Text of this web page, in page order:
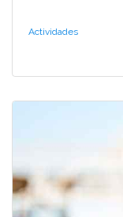
Actividades